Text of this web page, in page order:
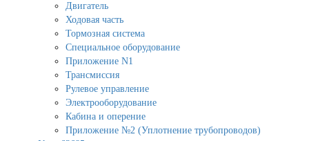
Двигатель
Ходовая часть
Тормозная система
Специальное оборудование
Приложение N1
Трансмиссия
Рулевое управление
Электрооборудование
Кабина и оперение
Приложение №2 (Уплотнение трубопроводов)